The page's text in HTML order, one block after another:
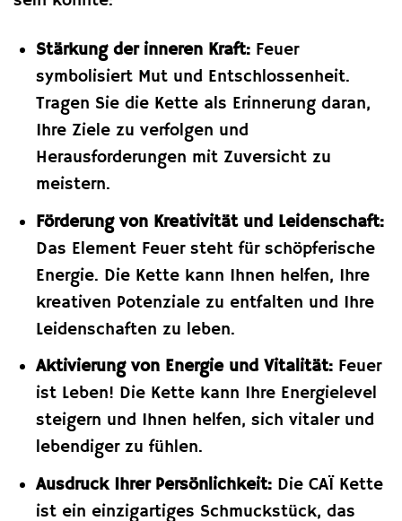
Stärkung der inneren Kraft:Feuer
symbolisiert Mut und Entschlossenheit.
Tragen Sie die Kette als Erinnerung daran,
Ihre Ziele zu verfolgen und
Herausforderungen mit Zuversicht zu
meistern.
Förderung von Kreativität und Leidenschaft:
Das Element Feuer steht für schöpferische
Energie. Die Kette kann Ihnen helfen, Ihre
kreativen Potenziale zu entfalten und Ihre
Leidenschaften zu leben.
Aktivierung von Energie und Vitalität:Feuer
ist Leben! Die Kette kann Ihre Energielevel
steigern und Ihnen helfen, sich vitaler und
lebendiger zu fühlen.
Ausdruck Ihrer Persönlichkeit:Die CAÏ Kette
ist ein einzigartiges Schmuckstück, das